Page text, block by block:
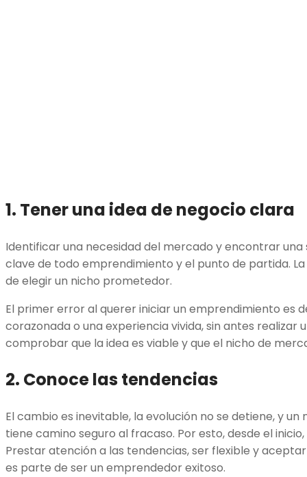
1. Tener una idea de negocio clara
Identificar una necesidad del mercado y encontrar
clave de todo emprendimiento y el punto de partida.
de elegir un nicho prometedor.
El primer error al querer iniciar un emprendimiento es
corazonada o una experiencia vivida, sin antes realizar
comprobar que la idea es viable y que el nicho de
2. Conoce las tendencias
El cambio es inevitable, la evolución no se detiene, y
tiene camino seguro al fracaso. Por esto, desde el
Prestar atención a las tendencias, ser flexible y
es parte de ser un emprendedor exitoso.